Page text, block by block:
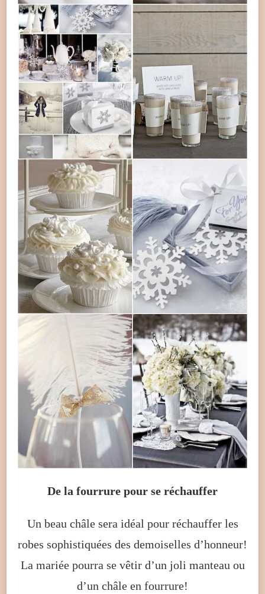
De la fourrure pour se réchauffer
Un beau châle sera idéal pour réchauffer les
robes sophistiquées des demoiselles d’honneur!
La mariée pourra se vêtir d’un joli manteau ou
d’un châle en fourrure!